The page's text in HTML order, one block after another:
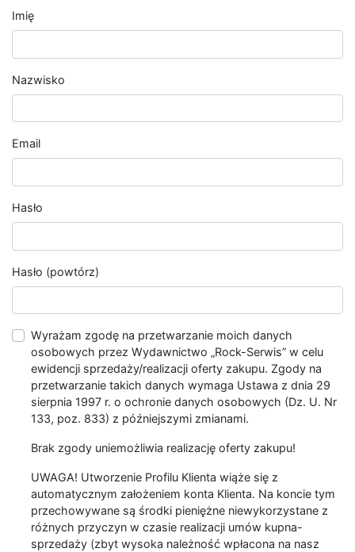
Imię
Nazwisko
Email
Hasło
Hasło (powtórz)
Wyrażam zgodę na przetwarzanie moich danych
osobowych przez Wydawnictwo „Rock-Serwis” w celu
ewidencji sprzedaży/realizacji oferty zakupu. Zgody na
przetwarzanie takich danych wymaga Ustawa z dnia 29
sierpnia 1997 r. o ochronie danych osobowych (Dz. U. Nr
133, poz. 833) z późniejszymi zmianami.
Brak zgody uniemożliwia realizację oferty zakupu!
UWAGA! Utworzenie Profilu Klienta wiąże się z
automatycznym założeniem konta Klienta. Na koncie tym
przechowywane są środki pieniężne niewykorzystane z
różnych przyczyn w czasie realizacji umów kupna-
sprzedaży (zbyt wysoka należność wpłacona na nasz